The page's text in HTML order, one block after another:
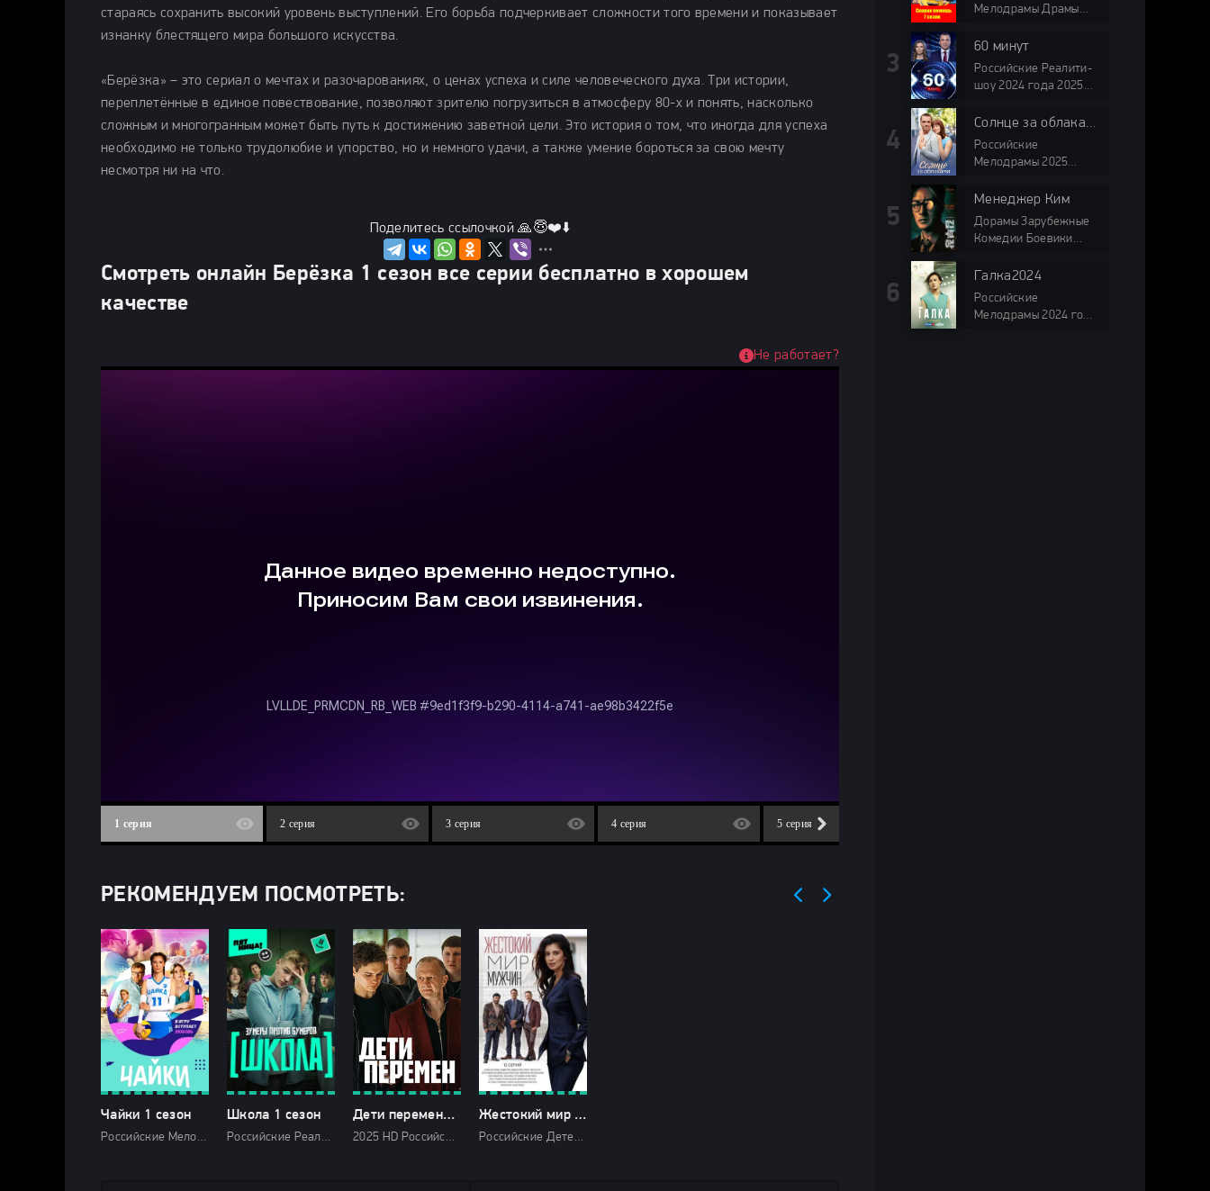
стараясь сохранить высокий уровень выступлений. Его борьба подчеркивает сложности того времени и показывает
изнанку блестящего мира большого искусства.
«Берёзка» – это сериал о мечтах и разочарованиях, о ценах успеха и силе человеческого духа. Три истории,
переплетённые в единое повествование, позволяют зрителю погрузиться в атмосферу 80-х и понять, насколько
сложным и многогранным может быть путь к достижению заветной цели. Это история о том, что иногда для успеха
необходимо не только трудолюбие и упорство, но и немного удачи, а также умение бороться за свою мечту
несмотря ни на что.
Поделитесь ссылочкой 🙏😇❤️⬇️
Смотреть онлайн Берёзка 1 сезон все серии бесплатно в хорошем
качестве
1 серия 2 серия 3 серия 4 серия 5 серия
Не работает?
РЕКОМЕНДУЕМ ПОСМОТРЕТЬ:
Чайки 1 сезон
Российские Мелодрамы 2022 Россия 1 HD
Школа 1 сезон
Российские Реалити-шоу 2025 HD
Дети перемен-1 сезон
2025 HD Российские Драмы Криминал НТВ
Жестокий мир мужчин-1 сезон
Российские Детектив Мелодрамы 2018 HD
Мелодрамы Драмы
60 минут
Российские Реалити-
шоу 2024 года 2025
Солнце за облаками
Российские
Мелодрамы 2025
сериалы HD
Менеджер Ким
Дорамы Зарубежные
Комедии Боевики
Зарубежные сериалы
2026
Галка2024
Российские
Мелодрамы 2024 года